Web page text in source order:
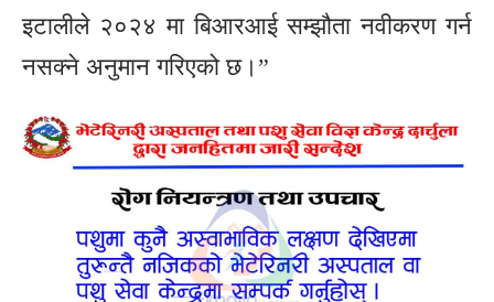
इटालीले २०२४ मा बिआरआई सम्झौता नवीकरण गर्न
नसक्ने अनुमान गरिएको छ।”